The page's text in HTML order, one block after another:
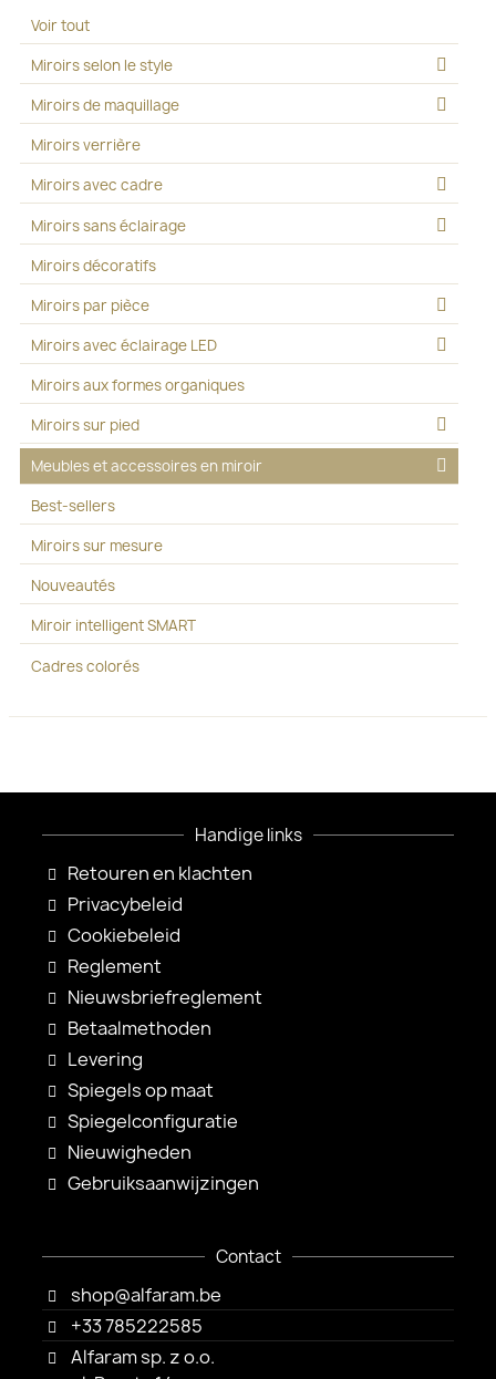
Voir tout
Miroirs selon le style
Miroirs de maquillage
Miroirs verrière
Miroirs avec cadre
Miroirs sans éclairage
Miroirs décoratifs
Miroirs par pièce
Miroirs avec éclairage LED
Miroirs aux formes organiques
Miroirs sur pied
Meubles et accessoires en miroir
Best-sellers
Miroirs sur mesure
Nouveautés
Miroir intelligent SMART
Cadres colorés
Handige links
Retouren en klachten
Privacybeleid
Cookiebeleid
Reglement
Nieuwsbriefreglement
Betaalmethoden
Levering
Spiegels op maat
Spiegelconfiguratie
Nieuwigheden
Gebruiksaanwijzingen
Contact
shop@alfaram.be
+33 785222585
Alfaram sp. z o.o.